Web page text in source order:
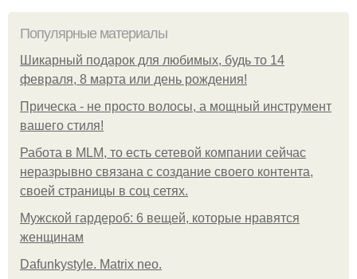
Популярные материалы
Шикарный подарок для любимых, будь то 14
февраля, 8 марта или день рождения!
Прическа - не просто волосы, а мощный инструмент
вашего стиля!
Работа в MLM, то есть сетевой компании сейчас
неразрывно связана с создание своего контента,
своей страницы в соц сетях.
Мужской гардероб: 6 вещей, которые нравятся
женщинам
Dafunkystyle. Matrix neo.